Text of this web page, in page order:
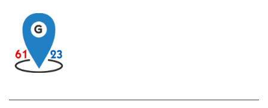
content